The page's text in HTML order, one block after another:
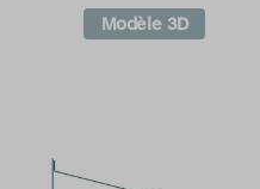
Modèle 3D